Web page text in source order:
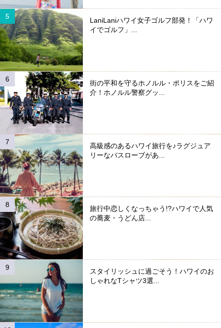
LaniLaniハワイ女子ゴルフ部発！「ハワ
イでゴルフ」...
街の平和を守るホノルル・ポリスをご紹
介！ホノルル警察グッ...
高級感のあるハワイ旅行を♪ラグジュア
リーなバスローブがあ...
旅行中恋しくなっちゃう!?ハワイで人気
の蕎麦・うどん店...
スタイリッシュに過ごそう！ハワイのお
しゃれなTシャツ3選...